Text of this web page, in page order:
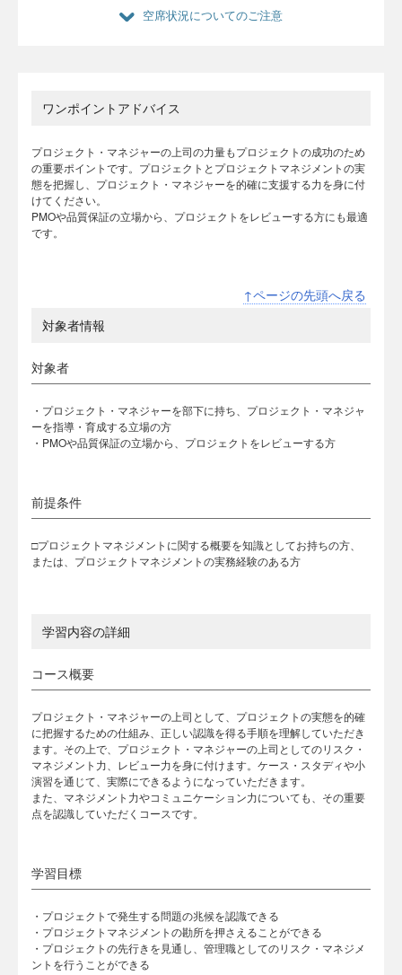
空席状況についてのご注意
ワンポイントアドバイス
プロジェクト・マネジャーの上司の力量もプロジェクトの成功のため
の重要ポイントです。プロジェクトとプロジェクトマネジメントの実
態を把握し、プロジェクト・マネジャーを的確に支援する力を身に付
けてください。
PMOや品質保証の立場から、プロジェクトをレビューする方にも最適
です。
↑ページの先頭へ戻る
対象者情報
対象者
・プロジェクト・マネジャーを部下に持ち、プロジェクト・マネジャ
ーを指導・育成する立場の方
・PMOや品質保証の立場から、プロジェクトをレビューする方
前提条件
□プロジェクトマネジメントに関する概要を知識としてお持ちの方、
または、プロジェクトマネジメントの実務経験のある方
学習内容の詳細
コース概要
プロジェクト・マネジャーの上司として、プロジェクトの実態を的確
に把握するための仕組み、正しい認識を得る手順を理解していただき
ます。その上で、プロジェクト・マネジャーの上司としてのリスク・
マネジメント力、レビュー力を身に付けます。ケース・スタディや小
演習を通じて、実際にできるようになっていただきます。
また、マネジメント力やコミュニケーション力についても、その重要
点を認識していただくコースです。
学習目標
・プロジェクトで発生する問題の兆候を認識できる
・プロジェクトマネジメントの勘所を押さえることができる
・プロジェクトの先行きを見通し、管理職としてのリスク・マネジメ
ントを行うことができる